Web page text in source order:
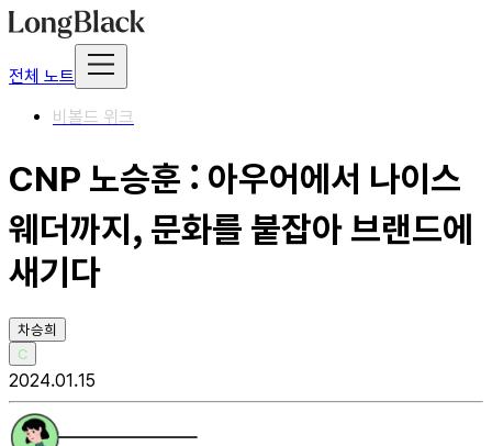
전체 노트
비볼드 위크
CNP 노승훈 : 아우어에서 나이스
웨더까지, 문화를 붙잡아 브랜드에
새기다
차승희
C
2024.01.15